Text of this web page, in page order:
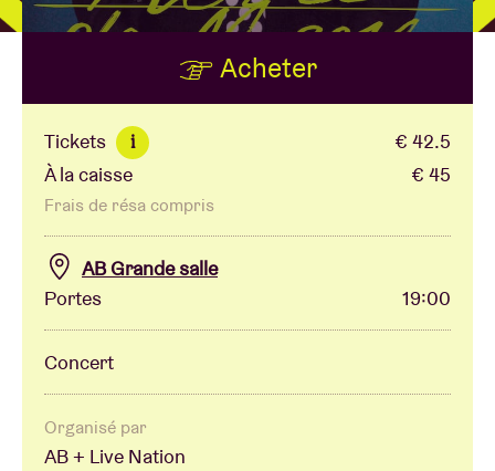
Location de salles
BRDCST
ABtv
Chèque-concert
À propos de l'AB
Contact
Acheter
Tickets i
€ 42.5
À la caisse
€ 45
Frais de résa compris
AB Grande salle
Portes
19:00
Concert
Organisé par
AB + Live Nation